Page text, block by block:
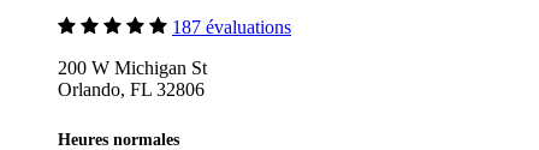
187 évaluations
200 W Michigan St
Orlando, FL 32806
Heures normales